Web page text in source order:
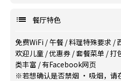
餐厅特色
免费WiFi /午餐 /料理特殊要求 /
欢迎儿童 /优惠券 /套餐菜单 /打
类丰富 /有Facebook网页
※若想确认是否禁烟 · 吸烟，请